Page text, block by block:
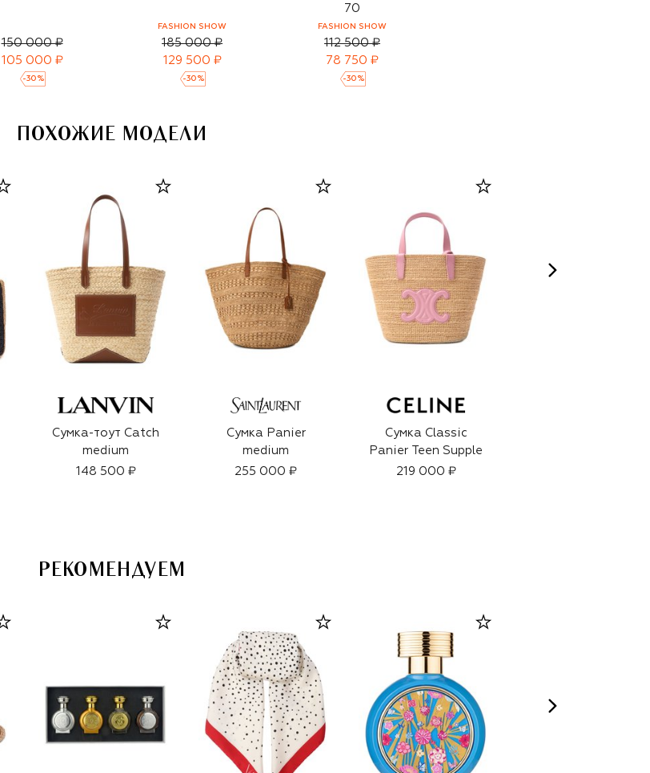
150 000 ₽
105 000 ₽
-30 %
FASHION SHOW
185 000 ₽
129 500 ₽
-30 %
70
FASHION SHOW
112 500 ₽
78 750 ₽
-30 %
ПОХОЖИЕ МОДЕЛИ
Сумка-тоут Catch
medium
148 500 ₽
Сумка Panier
medium
255 000 ₽
Сумка Classic
Panier Teen Supple
219 000 ₽
РЕКОМЕНДУЕМ